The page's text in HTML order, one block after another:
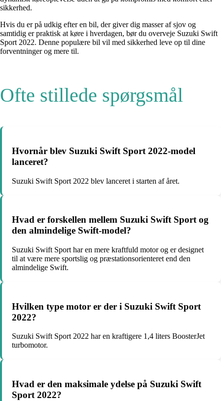
sikkerhed.
Hvis du er på udkig efter en bil, der giver dig masser af sjov og
samtidig er praktisk at køre i hverdagen, bør du overveje Suzuki Swift
Sport 2022. Denne populære bil vil med sikkerhed leve op til dine
forventninger og mere til.
Ofte stillede spørgsmål
Hvornår blev Suzuki Swift Sport 2022-model
lanceret?
Suzuki Swift Sport 2022 blev lanceret i starten af året.
Hvad er forskellen mellem Suzuki Swift Sport og
den almindelige Swift-model?
Suzuki Swift Sport har en mere kraftfuld motor og er designet
til at være mere sportslig og præstationsorienteret end den
almindelige Swift.
Hvilken type motor er der i Suzuki Swift Sport
2022?
Suzuki Swift Sport 2022 har en kraftigere 1,4 liters BoosterJet
turbomotor.
Hvad er den maksimale ydelse på Suzuki Swift
Sport 2022?